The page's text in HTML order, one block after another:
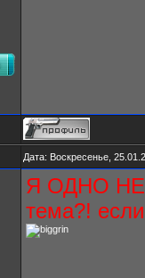
Дата: Воскресенье,
Я ОДНО НЕ
тема?!